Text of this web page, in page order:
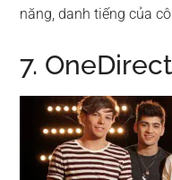
năng, danh tiếng của cô.
7.